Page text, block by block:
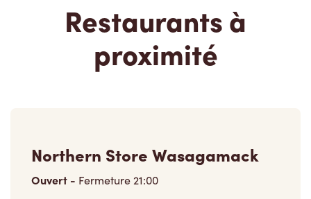
Restaurants à
proximité
Northern Store Wasagamack
Ouvert - Fermeture21:00